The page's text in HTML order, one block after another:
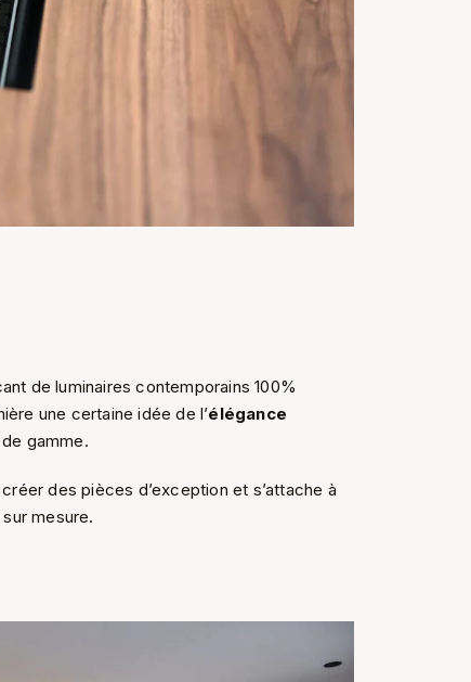
de luminaires contemporains 100%
une certaine idée de l’élégance
gamme.
des pièces d’exception et s’attache à
mesure.